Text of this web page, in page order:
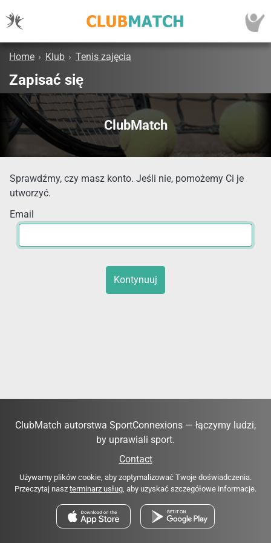
Home › Klub › Tenis zajęcia
Zapisać się
ClubMatch
Sprawdźmy, czy masz konto. Jeśli nie, pomożemy Ci je
utworzyć.
Email
Kontynuuj
ClubMatch autorstwa SportConnexions — łączymy ludzi,
by uprawiali sport.
Contact
Używamy plików cookie, aby zoptymalizować Twoje doświadczenia.
Przeczytaj nasz terminarz usług, aby uzyskać szczegółowe informacje.